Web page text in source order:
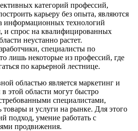
категорий профессий,
карьеру без опыта, являются
информационных технологий
и спрос на квалифицированных
неустанно растет.
специалисты по
лишь некоторые из профессий, где
по карьерной лестнице.
областью является маркетинг и
этой области могут быстро
специалистами,
и услуги на рынке. Для этого
подход, умение работать с
продвижения.